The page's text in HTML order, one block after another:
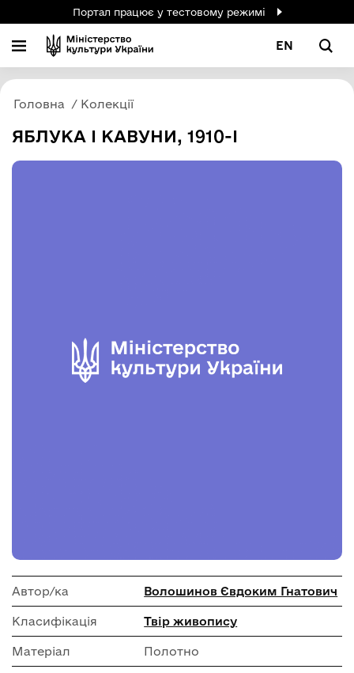
Портал працює у тестовому режимі
EN
Головна Колекції
ЯБЛУКА І КАВУНИ, 1910-І
Автор/ка Волошинов Євдоким Гнатович
Класифікація Твір живопису
Матеріал Полотно